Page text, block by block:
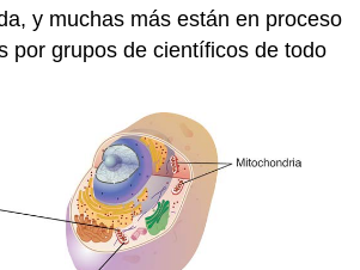
y muchas más están en proceso
por grupos de científicos de todo